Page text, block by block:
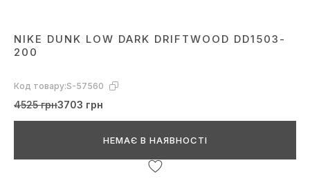
NIKE DUNK LOW DARK DRIFTWOOD DD1503-
200
Код товару:S-57560
4525 грн3703 грн
НЕМАЄ В НАЯВНОСТІ